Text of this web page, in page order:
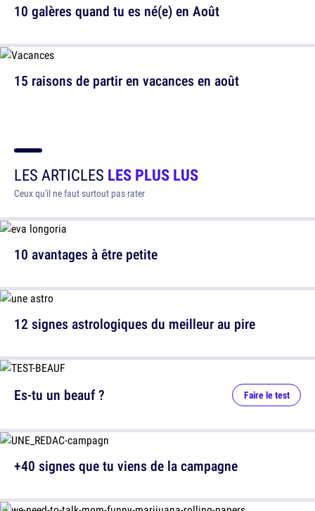
10 galères quand tu es né(e) en Août
15 raisons de partir en vacances en août
LES ARTICLES LES PLUS LUS
Ceux qu'il ne faut surtout pas rater
10 avantages à être petite
12 signes astrologiques du meilleur au pire
Es-tu un beauf ? Faire le test
+40 signes que tu viens de la campagne